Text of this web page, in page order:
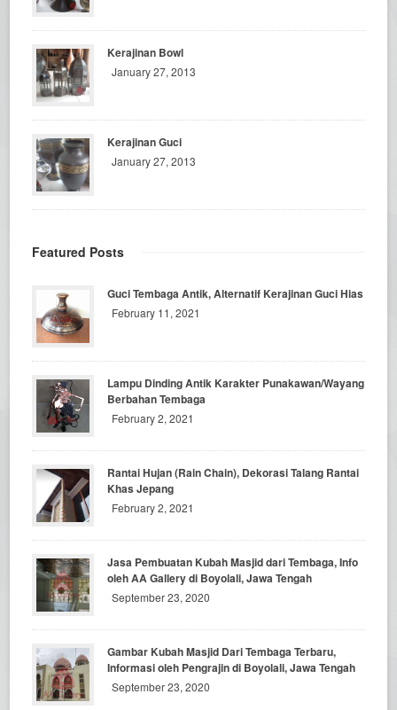
Kerajinan Bowl
January 27, 2013
Kerajinan Guci
January 27, 2013
Featured Posts
Guci Tembaga Antik, Alternatif Kerajinan Guci Hias
February 11, 2021
Lampu Dinding Antik Karakter Punakawan/Wayang
Berbahan Tembaga
February 2, 2021
Rantai Hujan (Rain Chain), Dekorasi Talang Rantai
Khas Jepang
February 2, 2021
Jasa Pembuatan Kubah Masjid dari Tembaga, Info
oleh AA Gallery di Boyolali, Jawa Tengah
September 23, 2020
Gambar Kubah Masjid Dari Tembaga Terbaru,
Informasi oleh Pengrajin di Boyolali, Jawa Tengah
September 23, 2020